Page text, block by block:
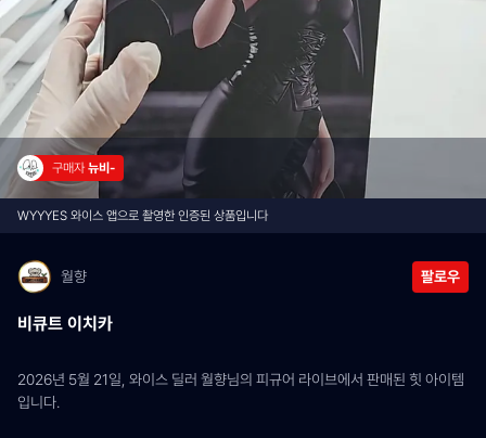
구매자 뉴비-
WYYYES 와이스 앱으로 촬영한 인증된 상품입니다
월향 팔로우
비큐트 이치카
2026년 5월 21일, 와이스 딜러 월향님의 피규어 라이브에서 판매된 힛 아이템
입니다.